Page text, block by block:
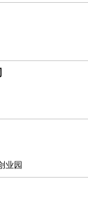
业园